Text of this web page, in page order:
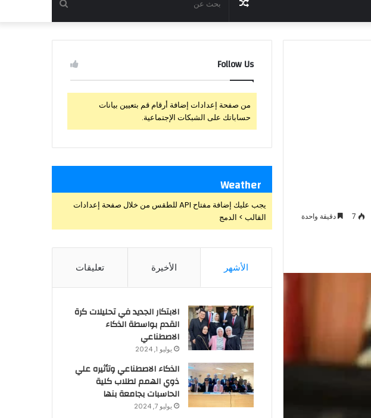
بحث
عن
مقال
عشوائي
7 دقيقة واحدة
Follow Us
من صفحة إعدادات إضافة أرقام قم بتعيين بيانات
حساباتك على الشبكات الإجتماعية.
Weather
يجب عليك إضافة مفتاح API للطقس من خلال صفحة إعدادات
القالب > الدمج
الأشهر الأخيرة تعليقات
الابتكار الجديد في تحليلات كرة
القدم بواسطة الذكاء
الاصطناعي
يوليو 1, 2024
الذكاء الاصطناعي وتأثيره علي
ذوي الهمم لطلاب كلية
الحاسبات بجامعة بنها
يوليو 7, 2024